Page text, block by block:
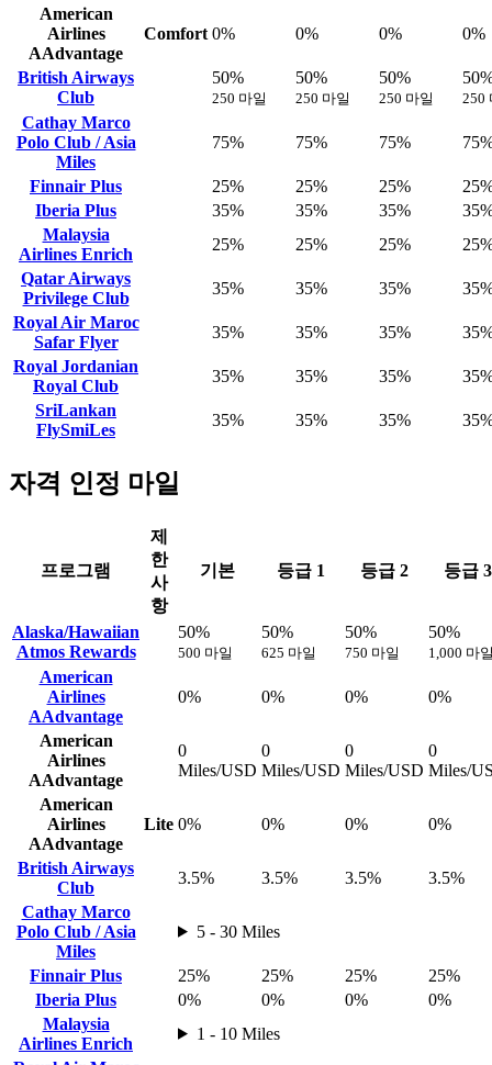
American
Airlines
AAdvantage
Comfort 0% 0% 0% 0%
British Airways
Club
50%
250 마일
50%
250 마일
50%
250 마일 250
Cathay Marco
Polo Club / Asia
Miles
75% 75% 75%
Finnair Plus 25% 25% 25%
Iberia Plus
35% 35% 35%
Malaysia
Airlines Enrich
25% 25% 25%
Qatar Airways
Privilege Club
35% 35% 35%
Royal Air Maroc
Safar Flyer
35% 35% 35%
Royal Jordanian
Royal Club
35% 35% 35%
SriLankan
FlySmiLes
35% 35% 35%
자격 인정 마일
프로그램
제
한
사
항
기본 등급 1 등급 2 등급 3
Alaska/Hawaiian
Atmos Rewards
50%
500 마일
50%
625 마일
50%
750 마일
50%
1,000 마
American
Airlines
AAdvantage
0% 0% 0% 0%
American
Airlines
AAdvantage
0
Miles/USD
0
Miles/USD
0
Miles/USD
0
Miles/
American
Airlines
AAdvantage
Lite 0% 0% 0% 0%
British Airways
Club
3.5% 3.5% 3.5%
3.5%
Cathay Marco
Polo Club / Asia
Miles
5 - 30 Miles
Finnair Plus 25% 25% 25%
25%
Iberia Plus
0% 0% 0%
0%
Malaysia
Airlines Enrich
1 - 10 Miles